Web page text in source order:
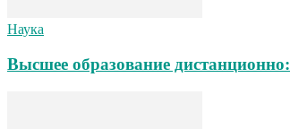
Наука
Высшее образование